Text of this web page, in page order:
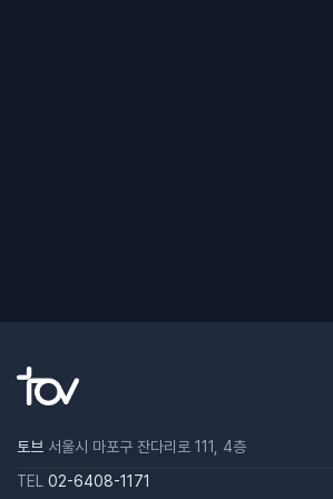
토브 서울시 마포구 잔다리로 111, 4층
TEL 02-6408-1171